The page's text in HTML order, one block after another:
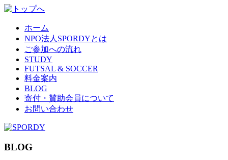
ホーム
NPO法人SPORDYとは
ご参加への流れ
STUDY
FUTSAL & SOCCER
料金案内
BLOG
寄付・賛助会員について
お問い合わせ
BLOG